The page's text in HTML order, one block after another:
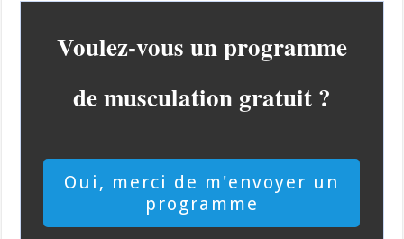
V​oulez-vous un programme
de musculation gratuit ?
​Oui, merci de m'envoyer un
programme